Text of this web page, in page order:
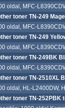
oldal, MFC-
toner TN-249
oldal, MFC-
toner TN-249
oldal, MFC-
toner TN-249BK
oldal, MFC-
toner TN-2510XL
oldal, HL-L2400DW,
toner TN-252PBK